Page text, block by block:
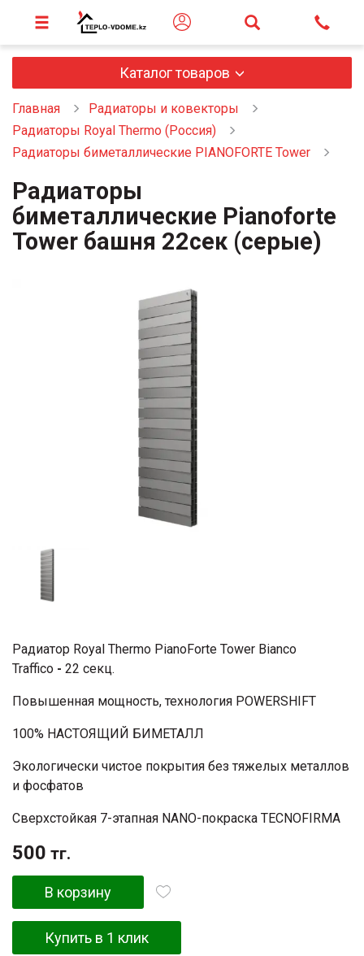
Каталог товаров
Главная
Радиаторы и ковекторы
Радиаторы Royal Thermo (Россия)
Радиаторы биметаллические PIANOFORTE Tower
Радиаторы
биметаллические Pianoforte
Tower башня 22сек (серые)
Радиатор Royal Thermo PianoForte Tower Bianco
Traffico - 22 секц.
Повышенная мощность, технология POWERSHIFT
100% НАСТОЯЩИЙ БИМЕТАЛЛ
Экологически чистое покрытия без тяжелых металлов
и фосфатов
Сверхстойкая 7-этапная NANO-покраска TECNOFIRMA
500 тг.
В корзину
Купить в 1 клик